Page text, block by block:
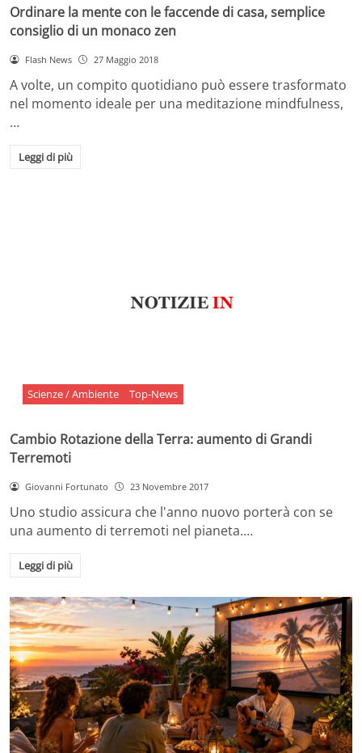
Ordinare la mente con le faccende di casa, semplice
consiglio di un monaco zen
Flash News 27 Maggio 2018
A volte, un compito quotidiano può essere trasformato
nel momento ideale per una meditazione mindfulness,
…
Leggi di più
Scienze / Ambiente Top-News
Cambio Rotazione della Terra: aumento di Grandi
Terremoti
Giovanni Fortunato 23 Novembre 2017
Uno studio assicura che l'anno nuovo porterà con se
una aumento di terremoti nel pianeta.…
Leggi di più